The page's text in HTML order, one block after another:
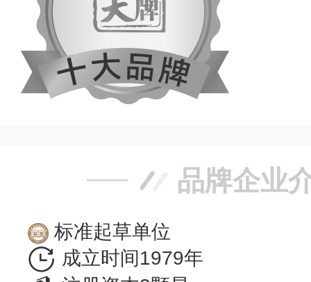
品牌企业
标准起草单位
成立时间1979年